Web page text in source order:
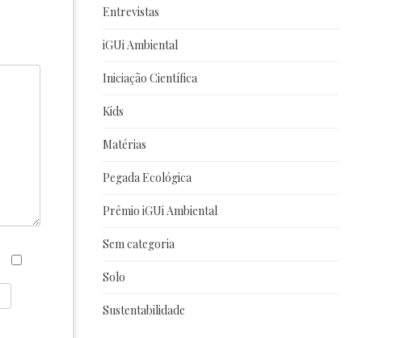
Entrevistas
iGUi Ambiental
Iniciação Científica
Kids
Matérias
Pegada Ecológica
Prêmio iGUi Ambiental
Sem categoria
Solo
Sustentabilidade